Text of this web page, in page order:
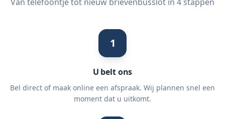
1
U belt ons
Bel direct of maak online een afspraak. Wij plannen snel een
moment dat u uitkomt.